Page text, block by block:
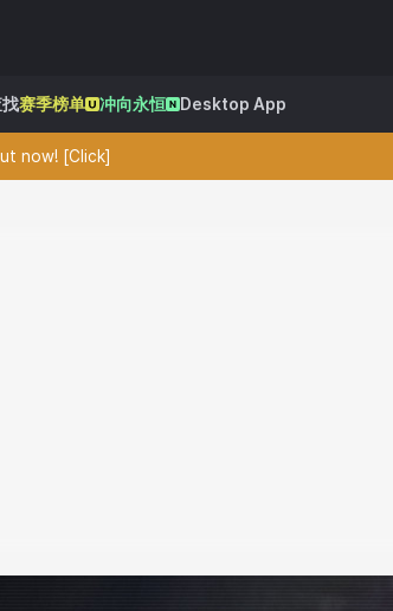
赛季榜单 冲向永恒 Desktop App
now! [Click]